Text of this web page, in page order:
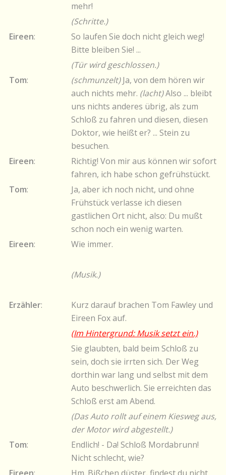
mehr!
(Schritte.)
Eireen:
So laufen Sie doch nicht gleich weg!
Bitte bleiben Sie! ...
(Tür wird geschlossen.)
Tom: (schmunzelt)Ja, von dem hören wir
auch nichts mehr. (lacht)Also ... bleibt
uns nichts anderes übrig, als zum
Schloß zu fahren und diesen, diesen
Doktor, wie heißt er? ... Stein zu
besuchen.
Eireen:
Richtig! Von mir aus können wir sofort
fahren, ich habe schon gefrühstückt.
Tom:
Ja, aber ich noch nicht, und ohne
Frühstück verlasse ich diesen
gastlichen Ort nicht, also: Du mußt
schon noch ein wenig warten.
Eireen: Wie immer.
(Musik.)
Erzähler:
Kurz darauf brachen Tom Fawley und
Eireen Fox auf.
(Im Hintergrund: Musik setzt ein.)
Sie glaubten, bald beim Schloß zu
sein, doch sie irrten sich. Der Weg
dorthin war lang und selbst mit dem
Auto beschwerlich. Sie erreichten das
Schloß erst am Abend.
(Das Auto rollt auf einem Kiesweg aus,
der Motor wird abgestellt.)
Tom:
Endlich! - Da! Schloß Mordabrunn!
Nicht schlecht, wie?